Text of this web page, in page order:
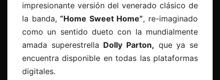
impresionante versión del venerado clásico de
la banda,“Home Sweet Home”, re-imaginado
como un sentido dueto con la mundialmente
amada superestrella Dolly Parton, que ya se
encuentra disponible en todas las plataformas
digitales.